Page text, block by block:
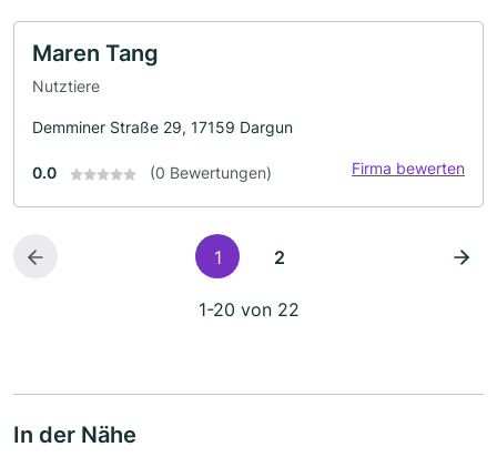
Maren Tang
Nutztiere
Demminer Straße 29, 17159 Dargun
0.0 (0 Bewertungen) Firma bewerten
1 2
1-20 von 22
In der Nähe